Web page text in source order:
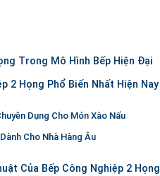
Trong Mô Hình Bếp Hiện Đại
2 Họng Phổ Biến Nhất Hiện Nay
Dụng Cho Món Xào Nấu
Cho Nhà Hàng Âu
Của Bếp Công Nghiệp 2 Họng